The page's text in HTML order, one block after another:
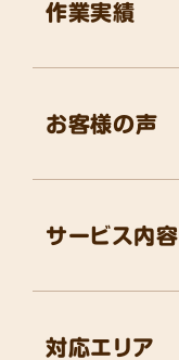
作業実績
お客様の声
サービス内容
対応エリア